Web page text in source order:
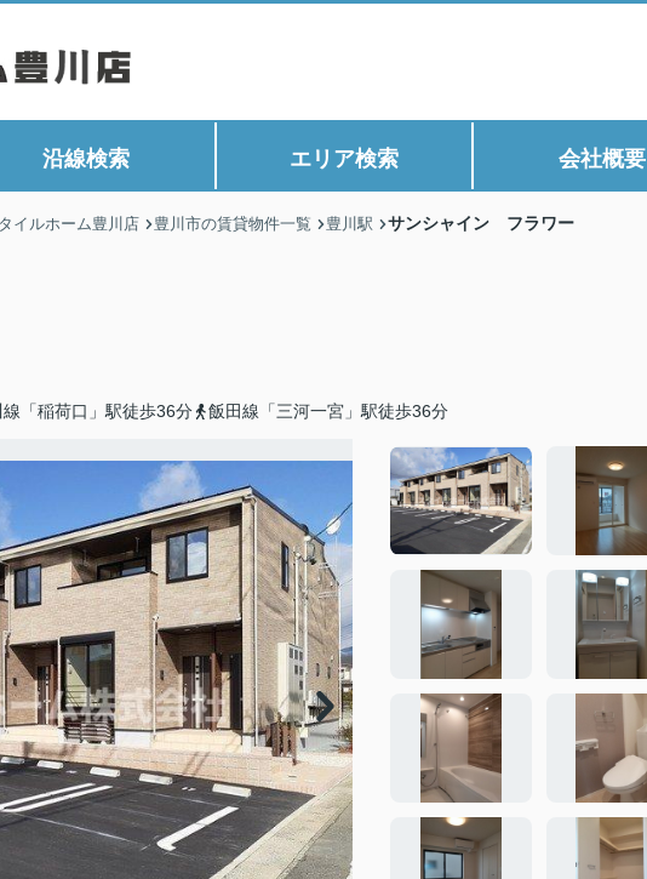
沿線検索 エリア検索 会社概要
イルホーム豊川店 豊川市の賃貸物件一覧 豊川駅 サンシャイン フラワー
「稲荷口」駅徒歩36分 飯田線「三河一宮」駅徒歩36分